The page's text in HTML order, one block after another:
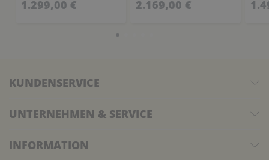
1.299,00 € 2.169,00 €
KUNDENSERVICE
UNTERNEHMEN & SERVICE
INFORMATION